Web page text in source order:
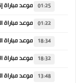
01:25
01:22
18:34
18:32
13:48